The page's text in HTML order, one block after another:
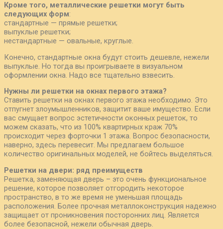
Кроме того, металлические решетки могут быть
следующих форм:
стандартные — прямые решетки;
выпуклые решетки;
нестандартные — овальные, круглые.
Конечно, стандартные окна будут стоить дешевле, нежели
выпуклые. Но тогда вы проигрываете в визуальном
оформлении окна. Надо все тщательно взвесить.
Нужны ли решетки на окнах первого этажа?
Ставить решетки на окнах первого этажа необходимо. Это
отпугнет злоумышленников, защитит ваше имущество. Если
вас смущает вопрос эстетичности оконных решеток, то
можем сказать, что из 100% квартирных краж 70%
происходит через форточки 1 этажа. Вопрос безопасности,
наверно, здесь перевесит. Мы предлагаем большое
количество оригинальных моделей, не бойтесь выделяться.
Решетки на двери: ряд преимуществ
Решетка, заменяющая дверь – это очень функциональное
решение, которое позволяет отгородить некоторое
пространство, в то же время не уменьшая площадь
расположения. Более прочная металлоконструкция надежно
защищает от проникновения посторонних лиц. Является
более безопасной, нежели обычная дверь.